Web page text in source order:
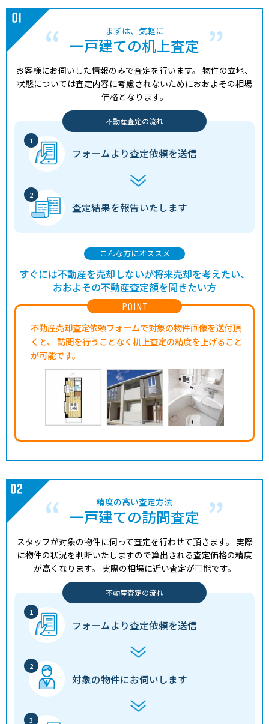
まずは、気軽に
一戸建ての机上査定
お客様にお伺いした情報のみで査定を行います。 物件の立地、
状態については査定内容に考慮されないためにおおよその相場
価格となります。
不動産査定の流れ
フォームより査定依頼を送信
査定結果を報告いたします
POINT
不動産売却査定依頼フォームで対象の物件画像を送付頂
くと、
訪問を行うことなく机上査定の精度を上げること
が可能です。
こんな方にオススメ
すぐには不動産を売却しないが将来売却を考えたい、
おおよその不動産査定額を聞きたい方
精度の高い査定方法
一戸建ての訪問査定
スタッフが対象の物件に伺って査定を行わせて頂きます。 実際
に物件の状況を判断いたしますので算出される査定価格の精度
が高くなります。 実際の相場に近い査定が可能です。
不動産査定の流れ
フォームより査定依頼を送信
対象の物件にお伺いします